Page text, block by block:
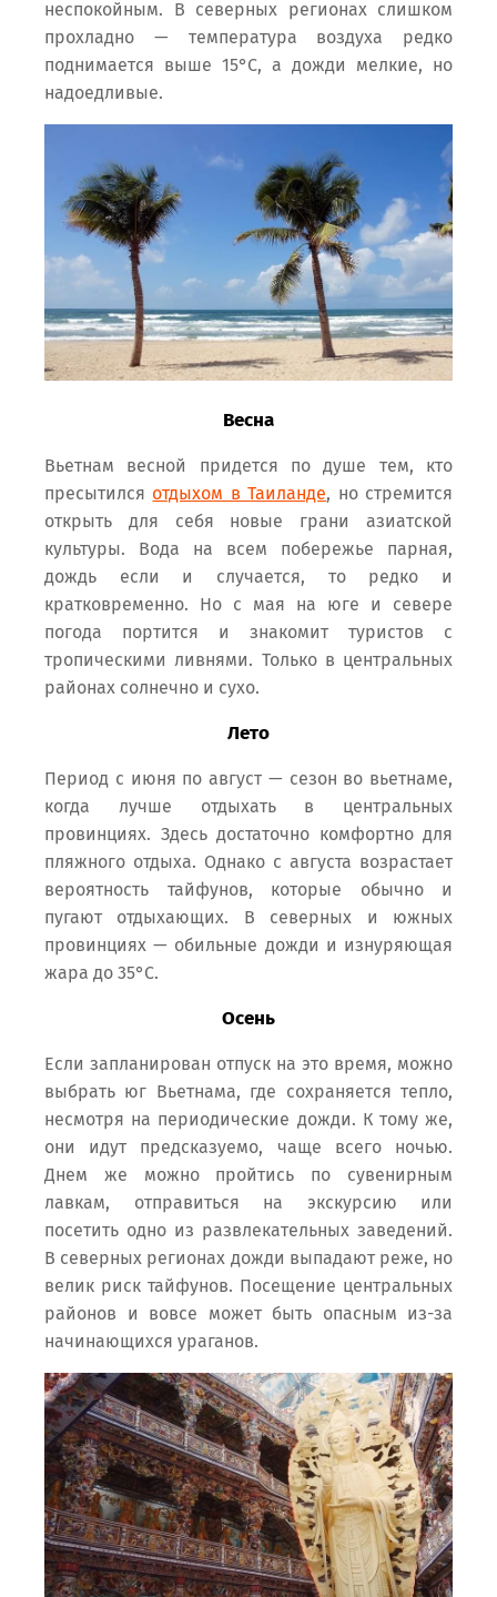
неспокойным. В северных регионах слишком
прохладно — температура воздуха редко
поднимается выше 15°С, а дожди мелкие, но
надоедливые.
Весна
Вьетнам весной придется по душе тем, кто
пресытился отдыхом в Таиланде, но стремится
открыть для себя новые грани азиатской
культуры. Вода на всем побережье парная,
дождь если и случается, то редко и
кратковременно. Но с мая на юге и севере
погода портится и знакомит туристов с
тропическими ливнями. Только в центральных
районах солнечно и сухо.
Лето
Период с июня по август — сезон во вьетнаме,
когда лучше отдыхать в центральных
провинциях. Здесь достаточно комфортно для
пляжного отдыха. Однако с августа возрастает
вероятность тайфунов, которые обычно и
пугают отдыхающих. В северных и южных
провинциях — обильные дожди и изнуряющая
жара до 35°С.
Осень
Если запланирован отпуск на это время, можно
выбрать юг Вьетнама, где сохраняется тепло,
несмотря на периодические дожди. К тому же,
они идут предсказуемо, чаще всего ночью.
Днем же можно пройтись по сувенирным
лавкам, отправиться на экскурсию или
посетить одно из развлекательных заведений.
В северных регионах дожди выпадают реже, но
велик риск тайфунов. Посещение центральных
районов и вовсе может быть опасным из-за
начинающихся ураганов.